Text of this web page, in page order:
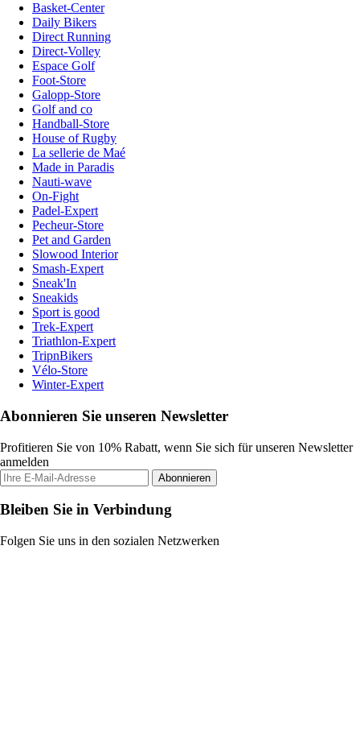
Basket-Center
Daily Bikers
Direct Running
Direct-Volley
Espace Golf
Foot-Store
Galopp-Store
Golf and co
Handball-Store
House of Rugby
La sellerie de Maé
Made in Paradis
Nauti-wave
On-Fight
Padel-Expert
Pecheur-Store
Pet and Garden
Slowood Interior
Smash-Expert
Sneak'In
Sneakids
Sport is good
Trek-Expert
Triathlon-Expert
TripnBikers
Vélo-Store
Winter-Expert
Abonnieren Sie unseren Newsletter
Profitieren Sie von 10% Rabatt, wenn Sie sich für unseren Newsletter
anmelden
Abonnieren
Bleiben Sie in Verbindung
Folgen Sie uns in den sozialen Netzwerken